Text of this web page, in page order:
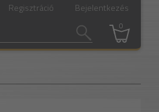
Regisztráció Bejelentkezés
0